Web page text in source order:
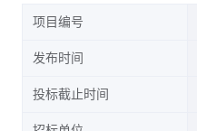
项目编号
发布时间
投标截止时间